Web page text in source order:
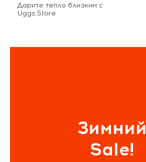
Дарите тепло близким с
Uggs.Store
Зимний
Sale!